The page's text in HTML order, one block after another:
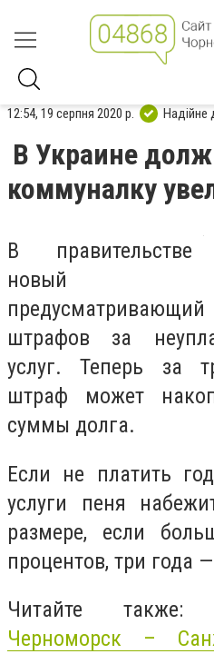
12:54, 19 серпня 2020 р. Надійне
В Украине
коммуналку
В правительстве
новый
штрафов за
услуг. Теперь за
штраф может
суммы долга.
Если не платить
услуги пеня
размере, если
процентов, три года —
Читайте также:
Черноморск –